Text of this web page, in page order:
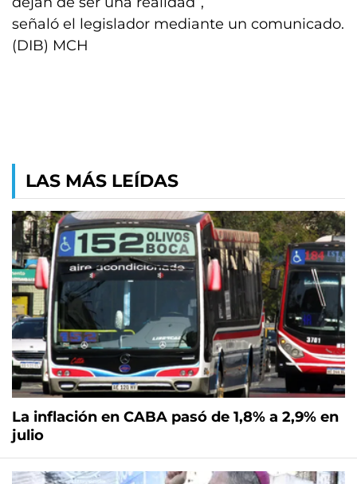
señaló el legislador mediante un comunicado.
(DIB) MCH
LAS MÁS LEÍDAS
La inflación en CABA pasó de 1,8% a 2,9% en
julio